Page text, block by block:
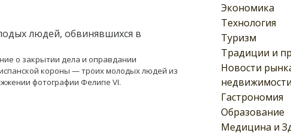
Экономика
Технология
Туризм
Традиции и
Новости
недвижимости
Гастрономия
Образование
Медицина и
людей, обвинявшихся в
о закрытии дела и оправдании
короны — троих молодых людей из
фотографии Фелипе VI.